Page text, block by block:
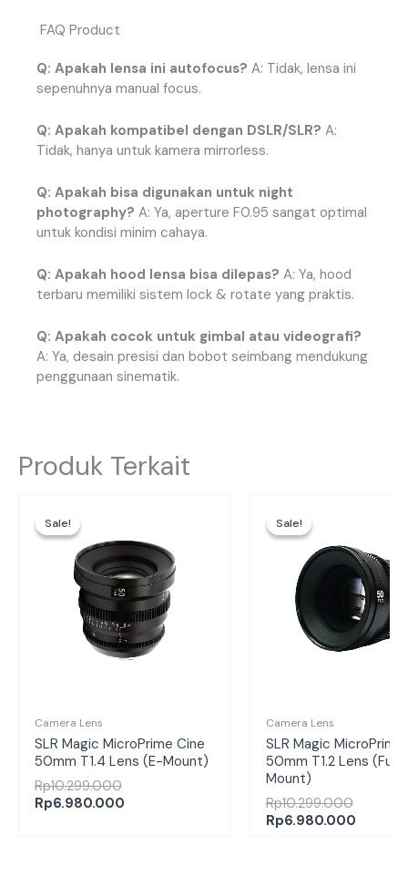
FAQ Product
Q: Apakah lensa ini autofocus? A: Tidak, lensa ini
sepenuhnya manual focus.
Q: Apakah kompatibel dengan DSLR/SLR? A:
Tidak, hanya untuk kamera mirrorless.
Q: Apakah bisa digunakan untuk night
photography? A: Ya, aperture F0.95 sangat optimal
untuk kondisi minim cahaya.
Q: Apakah hood lensa bisa dilepas? A: Ya, hood
terbaru memiliki sistem lock & rotate yang praktis.
Q: Apakah cocok untuk gimbal atau videografi?
A: Ya, desain presisi dan bobot seimbang mendukung
penggunaan sinematik.
Produk Terkait
Sale!
Sale!
Camera Lens
SLR Magic MicroPrime Cine
50mm T1.4 Lens (E-Mount)
Rp10.299.000
adalah:
Rp10.299.000.
Rp6.980.000
ini
adalah:
Rp6.980.000.
Sale!
Sale!
Camera Lens
SLR Magic MicroPrime
50mm T1.2 Lens (Fuji
Mount)
Rp10.299.000
Rp6.980.000
adalah: